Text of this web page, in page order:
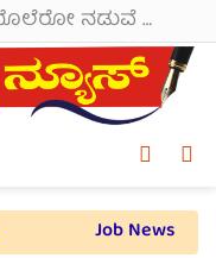
ಗಜೇಂದ್ರಗಡ: ಟಂ ಟಂ ಹಾಗೂ ಬೊಲೆರೋ ನಡುವೆ ಭೀಕರ ಡಿಕ್ಕಿ; 7-8 ಜನರಿಗೆ ಗಾಯ.
Switch
Job News